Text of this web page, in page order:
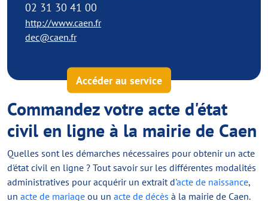
02 31 30 41 00
http://www.caen.fr
dec@caen.fr
Accéder au service
Commandez votre acte d'état
civil en ligne à la mairie de Caen
Quelles sont les démarches nécessaires pour obtenir un acte
d'état civil en ligne ? Tout savoir sur les différentes modalités
administratives pour acquérir un extrait d'acte de naissance,
un acte de mariage ou un acte de décès à la mairie de Caen.